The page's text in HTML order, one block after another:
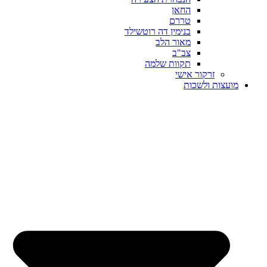
החאן
טררם
בנימין דה רוטשילד
מאור הלב
צב"ב
תקוות שלמה
זרקור אישי
מועצות ולשכות